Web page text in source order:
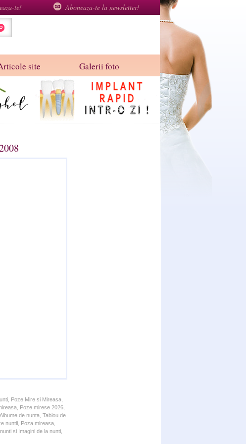
te! Aboneaza-te la newsletter!
site Galerii foto
Poze Mire si Mireasa,
Poze mirese 2026,
de nunta, Tablou de
nuntii, Poza mireasa,
si Imagini de la nunti,